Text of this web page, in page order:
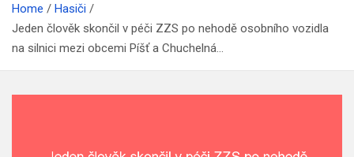
Home
Hasiči
Jeden člověk skončil v péči ZZS po nehodě osobního vozidla
na silnici mezi obcemi Píšť a Chuchelná…